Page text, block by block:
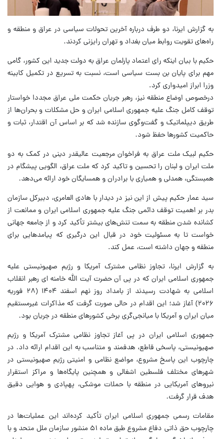
به گزارش ایرنا، دو طرف درباره آخرین تحولات سیاسی در عراق و منطقه و
راه‌های تقویت روابط میان بغداد و تهران رایزنی کردند.
حکیم با بیان اینکه رای اعتماد پارلمان عراق به دولت جدید این کشور، گامی
مهم برای پایان بن بست سیاسی است، نسبت به تسریع در تکمیل کابینه
وزرا ابراز امیدواری کرد.
درخصوص اوضاع منطقه نیز، رهبر جریان حکمت ملی عراق مجددا خواستار
توقف کامل جنگ علیه جمهوری اسلامی ایران و حل مشکلات و بحران‌ها از
طریق دیپلماتیک و گفت‌وگوی سازنده شد که بر اساس آن اقتدار، ثبات و
حاکمیت کشورها حفظ شود.
حکیم لبیک ملت عراق به فراخوان مرجعیت عالیقدر دینی در کمک به دو
ملت ایران و لبنان را تحسین و تاکید کرد که ملت عراق، الگویی پیشگام در
همبستگی، همدلی و همیاری با برادران و همسایگان خود ارائه می‌دهد.
سید عمار حکیم پیش از این نیز در دیدار با هادی العامری، دبیرکل سازمان
بدر بر اهمیت توقف دائمی جنگ علیه جمهوری اسلامی ایران و ممانعت از
کشانده شدن منطقه به سمت تنش‌های بیشتر تأکید کرد و از جامعه جهانی
خواست تا به مسئولیت خود در قبال این درگیری که پیامدهایی برای
منطقه و جهان داشته است، عمل کند.
به گزارش ایرنا، تجاوز نظامی مشترک آمریکا و رژیم صهیونیستی علیه
جمهوری اسلامی ایران که در پی آن حضرت آیت الله خامنه ای رهبر انقلاب
اسلامی به شهادت رسیدند از بامداد روز نهم اسفند ۱۴۰۴ (۲۸ فوریه
۲۰۲۶) آغاز شد؛ این اقدام در حالی صورت گرفت که مذاکرات غیرمستقیم
میان ایران و آمریکا با میانجی‌گری برخی کشورهای منطقه در جریان بود.
جمهوری اسلامی ایران در پی آغاز تجاوز نظامی مشترک آمریکا و رژیم
صهیونیستی، پاسخی قاطع، هدفمند و متناسب به این اقدام ارائه داد. در
چارچوب این پاسخ مشروع، مواضع نظامی و امنیتی رژیم صهیونیستی در
شهرهای مختلف فلسطین اشغالی و همچنین پایگاه‌ها و مراکز استقرار
نیروهای آمریکایی در منطقه با حملات موشکی، پهپادی و هوایی دقیق
هدف قرار گرفت.
مقامات رسمی جمهوری اسلامی ایران تأکید کرده‌اند این عملیات‌ها در
چارچوب حق ذاتی دفاع مشروع طبق ماده ۵۱ منشور سازمان ملل متحد و با